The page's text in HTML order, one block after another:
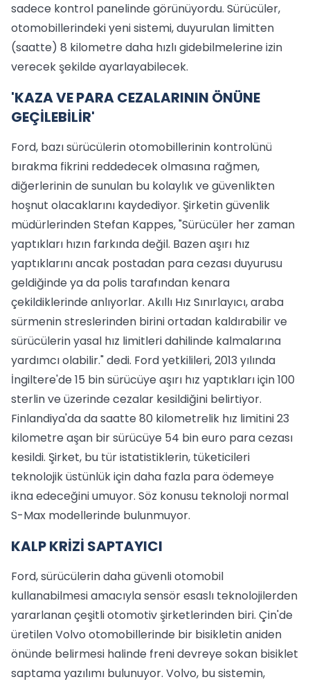
sadece kontrol panelinde görünüyordu. Sürücüler,
otomobillerindeki yeni sistemi, duyurulan limitten
(saatte) 8 kilometre daha hızlı gidebilmelerine izin
verecek şekilde ayarlayabilecek.
'KAZA VE PARA CEZALARININ ÖNÜNE
GEÇİLEBİLİR'
Ford, bazı sürücülerin otomobillerinin kontrolünü
bırakma fikrini reddedecek olmasına rağmen,
diğerlerinin de sunulan bu kolaylık ve güvenlikten
hoşnut olacaklarını kaydediyor. Şirketin güvenlik
müdürlerinden Stefan Kappes, "Sürücüler her zaman
yaptıkları hızın farkında değil. Bazen aşırı hız
yaptıklarını ancak postadan para cezası duyurusu
geldiğinde ya da polis tarafından kenara
çekildiklerinde anlıyorlar. Akıllı Hız Sınırlayıcı, araba
sürmenin streslerinden birini ortadan kaldırabilir ve
sürücülerin yasal hız limitleri dahilinde kalmalarına
yardımcı olabilir." dedi. Ford yetkilileri, 2013 yılında
İngiltere'de 15 bin sürücüye aşırı hız yaptıkları için 100
sterlin ve üzerinde cezalar kesildiğini belirtiyor.
Finlandiya'da da saatte 80 kilometrelik hız limitini 23
kilometre aşan bir sürücüye 54 bin euro para cezası
kesildi. Şirket, bu tür istatistiklerin, tüketicileri
teknolojik üstünlük için daha fazla para ödemeye
ikna edeceğini umuyor. Söz konusu teknoloji normal
S-Max modellerinde bulunmuyor.
KALP KRİZİ SAPTAYICI
Ford, sürücülerin daha güvenli otomobil
kullanabilmesi amacıyla sensör esaslı teknolojilerden
yararlanan çeşitli otomotiv şirketlerinden biri. Çin'de
üretilen Volvo otomobillerinde bir bisikletin aniden
önünde belirmesi halinde freni devreye sokan bisiklet
saptama yazılımı bulunuyor. Volvo, bu sistemin,